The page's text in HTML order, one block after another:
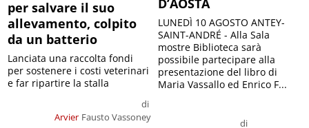
per salvare il suo
allevamento, colpito
da un batterio
Arvier
di
Fausto Vassoney
Lanciata una raccolta fondi
per sostenere i costi veterinari
e far ripartire la stalla
D’AOSTA
di
LUNEDÌ 10 AGOSTO ANTEY-
SAINT-ANDRÉ - Alla Sala
mostre Biblioteca sarà
possibile partecipare alla
presentazione del libro di
Maria Vassallo ed Enrico F...